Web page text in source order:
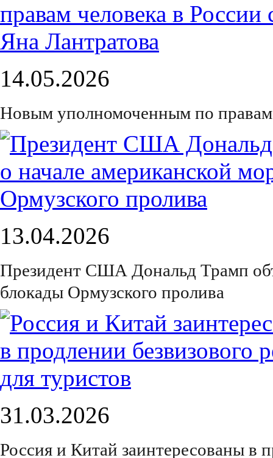
14.05.2026
Новым уполномоченным по правам
13.04.2026
Президент США Дональд Трамп
блокады Ормузского пролива
31.03.2026
Россия и Китай заинтересованы в